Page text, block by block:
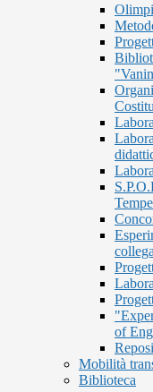
of
Mobilità
Biblioteca